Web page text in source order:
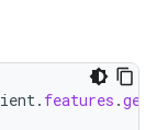
. features .